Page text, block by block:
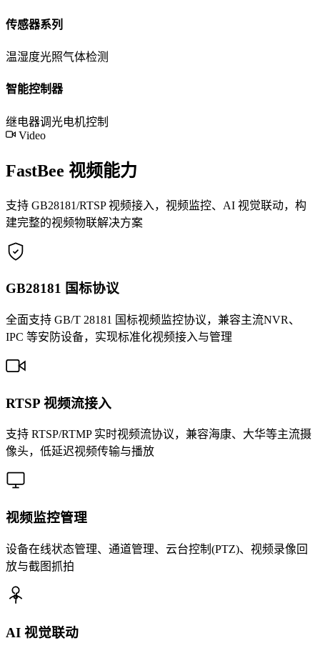
传感器系列
温湿度光照气体检测
智能控制器
继电器调光电机控制
Video
FastBee 视频能力
支持 GB28181/RTSP 视频接入，视频监控、AI 视觉联动，构
建完整的视频物联解决方案
GB28181 国标协议
全面支持 GB/T 28181 国标视频监控协议，兼容主流NVR、
IPC 等安防设备，实现标准化视频接入与管理
RTSP 视频流接入
支持 RTSP/RTMP 实时视频流协议，兼容海康、大华等主流摄
像头，低延迟视频传输与播放
视频监控管理
设备在线状态管理、通道管理、云台控制(PTZ)、视频录像回
放与截图抓拍
AI 视觉联动